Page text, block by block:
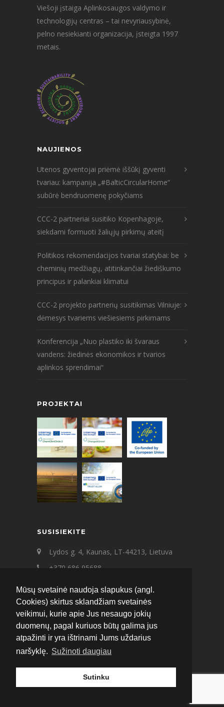
Mūsų svetainė naudoja slapukus (angl.
Cookies) skirtus sklandžiam svetainės
veikimui, kurie apie Jus nesaugo jokių
duomenų, pagal kuriuos būtų galima jus
atpažinti ir yra ištrinami Jums uždarius
naršyklę. Sužinoti daugiau
Sutinku
Viešoji įstaiga Aplinkosaugos valdymo ir
technologijų centras – tai nevyriausybinė,
pelno nesiekianti organizacija, įsteigta 1997
metais.
NAUJIENOS
Utenos gyventojai priėmė iššūkį gyventi
tvariau: kampanija „#BalticCircularHome“
subūrė bendruomenę pokyčiams
CCC-2 partneriai susitiko Kopenhagoje,
siekdami formuoti žaliųjų pirkimų ateitį
Politikos rekomendacijos tvariai statybai: be
cheminių medžiagų, atitinkančiai žiediškumo
principus ir palankiai klimatui
CCC-2 projekto partnerių susitikimas Vilniuje:
dėmesys tvariems viešiesiems pirkimams
Konferencija „Nuo plastiko iki švaraus
vandens: žiedinės ekonomikos ir tvarios
aplinkos sprendimai“
PROJEKTAI
SUSISIEKITE
Lydos g. 4, Kaunas, LT-44213, Lietuva
+370 686 95688
ecat@ecat.lt
Facebook
Instagram
LinkedIn
© 2020 ECAT